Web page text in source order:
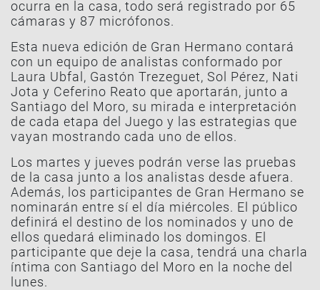
ocurra en la casa, todo será registrado por 65
cámaras y 87 micrófonos.
Esta nueva edición de Gran Hermano contará
con un equipo de analistas conformado por
Laura Ubfal, Gastón Trezeguet, Sol Pérez, Nati
Jota y Ceferino Reato que aportarán, junto a
Santiago del Moro, su mirada e interpretación
de cada etapa del Juego y las estrategias que
vayan mostrando cada uno de ellos.
Los martes y jueves podrán verse las pruebas
de la casa junto a los analistas desde afuera.
Además, los participantes de Gran Hermano se
nominarán entre sí el día miércoles. El público
definirá el destino de los nominados y uno de
ellos quedará eliminado los domingos. El
participante que deje la casa, tendrá una charla
íntima con Santiago del Moro en la noche del
lunes.